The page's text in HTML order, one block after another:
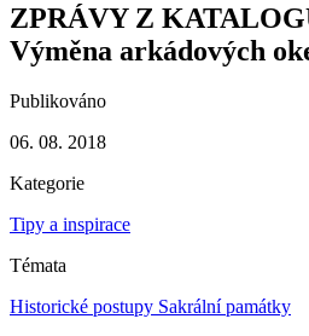
ZPRÁVY Z
Výměna arkádových
Publikováno
06. 08. 2018
Kategorie
Tipy a inspirace
Témata
Historické postupy Sakrální památky